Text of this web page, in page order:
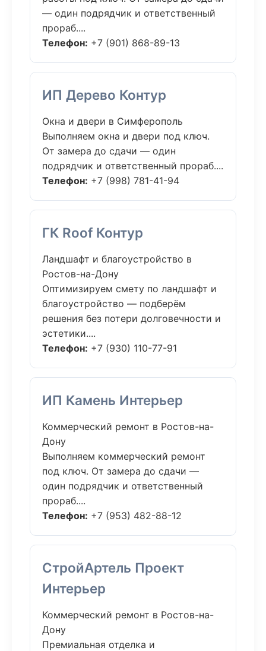
— один подрядчик и ответственный
прораб....
Телефон: +7 (901) 868-89-13
ИП Дерево Контур
Окна и двери в Симферополь
Выполняем окна и двери под ключ.
От замера до сдачи — один
подрядчик и ответственный прораб....
Телефон: +7 (998) 781-41-94
ГК Roof Контур
Ландшафт и благоустройство в
Ростов-на-Дону
Оптимизируем смету по ландшафт и
благоустройство — подберём
решения без потери долговечности и
эстетики....
Телефон: +7 (930) 110-77-91
ИП Камень Интерьер
Коммерческий ремонт в Ростов-на-
Дону
Выполняем коммерческий ремонт
под ключ. От замера до сдачи —
один подрядчик и ответственный
прораб....
Телефон: +7 (953) 482-88-12
СтройАртель Проект
Интерьер
Коммерческий ремонт в Ростов-на-
Дону
Премиальная отделка и